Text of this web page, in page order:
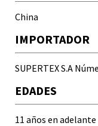
China
IMPORTADOR
SUPERTEX S.A
EDADES
11 años en adelante